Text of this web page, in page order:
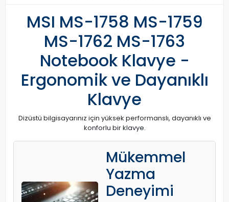
MSI MS-1758 MS-1759
MS-1762 MS-1763
Notebook Klavye -
Ergonomik ve Dayanıklı
Klavye
Dizüstü bilgisayarınız için yüksek performanslı, dayanıklı ve
konforlu bir klavye.
Mükemmel
Yazma
Deneyimi